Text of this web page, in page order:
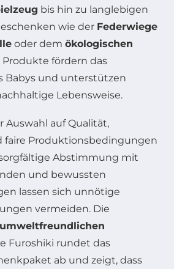
bis hin zu langlebigen
wie der Federwiege
oder dem ökologischen
Produkte fördern das
Babys und unterstützen
Lebensweise.
Auswahl auf Qualität,
faire Produktionsbedingungen
Abstimmung mit
und bewussten
lassen sich unnötige
vermeiden. Die
umweltfreundlichen
Furoshiki rundet das
ab und zeigt, dass